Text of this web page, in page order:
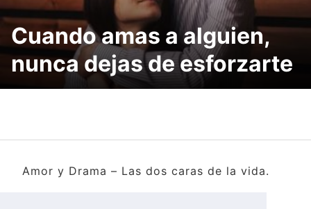
Cuando amas a alguien,
nunca dejas de esforzarte
Amor y Drama – Las dos caras de la vida.